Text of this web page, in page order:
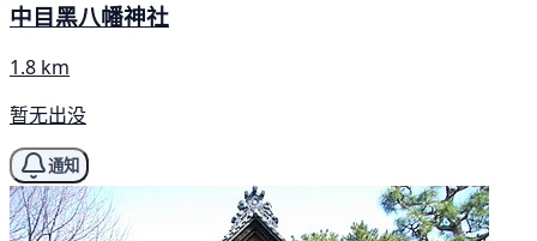
中目黑八幡神社
1.8 km
暂无出没
通知